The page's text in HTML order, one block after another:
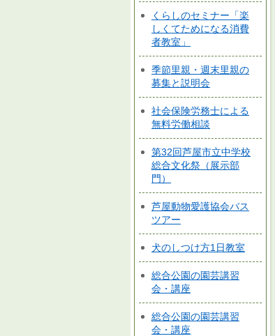
くらしのセミナー「楽
しくてためになる消費
者教室」
季節里親・週末里親の
募集と説明会
社会保険労務士による
無料労働相談
第32回芦屋市立中学校
総合文化祭（展示部
門）
芦屋動物愛護協会バス
ツアー
犬のしつけ方1日教室
総合公園の園芸講習
会・講座
総合公園の園芸講習
会・講座